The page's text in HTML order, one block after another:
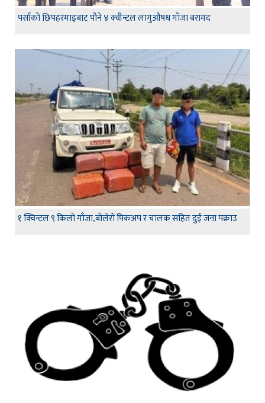
पर्साको छिपहरमाइबाट पौने ४ क्वीन्टल लागुऔषध गाँजा बरामद
१ क्विन्टल ९ किलो गाँजा,बोलेरो पिकअप र चालक सहित दुई जना पक्राउ